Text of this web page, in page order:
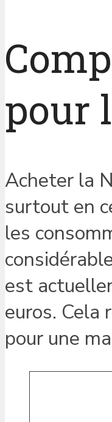
pour
Acheter la
surtout en
les
est
euros. Cela
pour une